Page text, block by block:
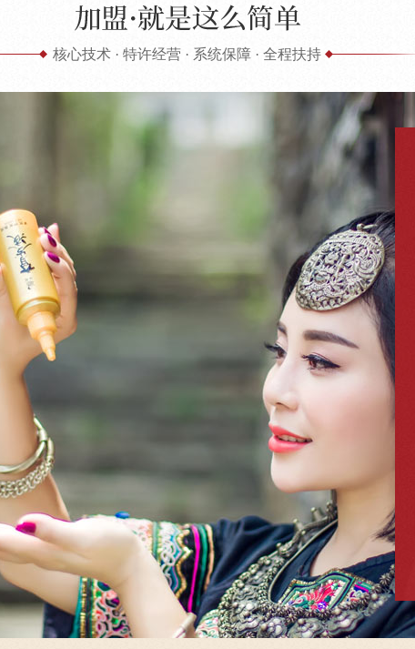
核心技术 · 特许经营 · 系统保障 · 全程扶持